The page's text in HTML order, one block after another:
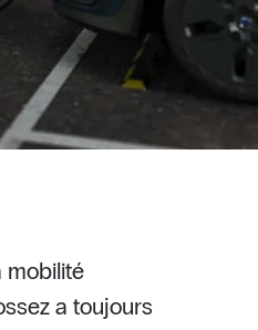
mobilité
a toujours